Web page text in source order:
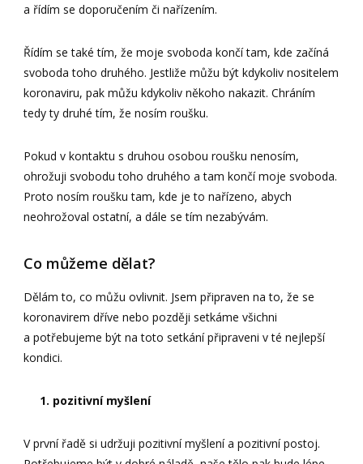
a řídím se doporučením či nařízením.
Řídím se také tím, že moje svoboda končí tam, kde začíná
svoboda toho druhého. Jestliže můžu být kdykoliv nositelem
koronaviru, pak můžu kdykoliv někoho nakazit. Chráním
tedy ty druhé tím, že nosím roušku.
Pokud v kontaktu s druhou osobou roušku nenosím,
ohrožuji svobodu toho druhého a tam končí moje svoboda.
Proto nosím roušku tam, kde je to nařízeno, abych
neohrožoval ostatní, a dále se tím nezabývám.
Co můžeme dělat?
Dělám to, co můžu ovlivnit. Jsem připraven na to, že se
koronavirem dříve nebo později setkáme všichni
a potřebujeme být na toto setkání připraveni v té nejlepší
kondici.
1. pozitivní myšlení
V první řadě si udržuji pozitivní myšlení a pozitivní postoj.